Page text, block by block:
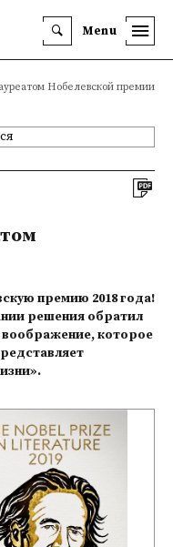
Menu
Нобелевской премии
премию 2018 года!
решения обратил
воображение, которое